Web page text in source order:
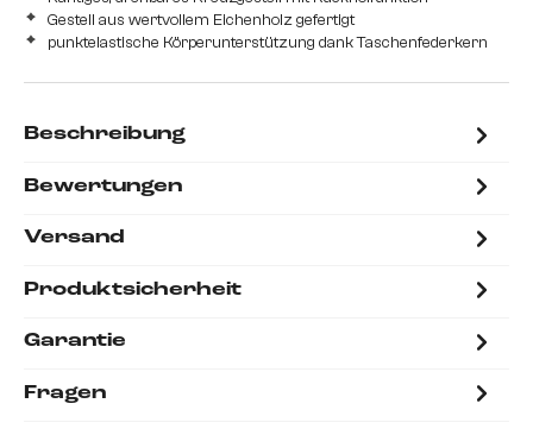
Gestell aus wertvollem Eichenholz gefertigt
punktelastische Körperunterstützung dank Taschenfederkern
Beschreibung
Bewertungen
Versand
Produktsicherheit
Garantie
Fragen